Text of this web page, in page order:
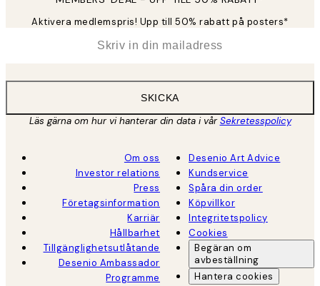
Aktivera medlemspris! Upp till 50% rabatt på posters*
SKICKA
Läs gärna om hur vi hanterar din data i vårSekretesspolicy
Om oss
Investor relations
Press
Företagsinformation
Karriär
Hållbarhet
Tillgänglighetsutlåtande
Desenio Ambassador
Programme
Desenio Art Advice
Kundservice
Spåra din order
Köpvillkor
Integritetspolicy
Cookies
Begäran om
avbeställning
Hantera cookies